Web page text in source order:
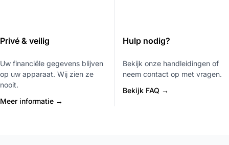
Privé & veilig
Uw financiële gegevens blijven
op uw apparaat. Wij zien ze
nooit.
Meer informatie →
Hulp nodig?
Bekijk onze handleidingen of
neem contact op met vragen.
Bekijk FAQ →